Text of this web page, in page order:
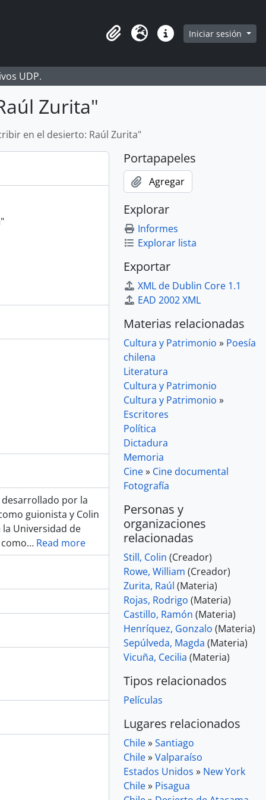
Portapapeles
Idioma Enlaces rápidos
Iniciar sesión
UDP.
Zurita"
en el desierto: Raúl Zurita"
por la
guionista y Colin
Universidad de
… Read more
Portapapeles
Agregar
Explorar
Informes
Explorar lista
Exportar
XML de Dublin Core 1.1
EAD 2002 XML
Materias relacionadas
Cultura y Patrimonio » Poesía
chilena
Literatura
Cultura y Patrimonio
Cultura y Patrimonio »
Escritores
Política
Dictadura
Memoria
Cine» Cine documental
Fotografía
Personas y
organizaciones
relacionadas
Still, Colin (Creador)
Rowe, William (Creador)
Zurita, Raúl (Materia)
Rojas, Rodrigo (Materia)
Castillo, Ramón (Materia)
Henríquez, Gonzalo (Materia)
Sepúlveda, Magda (Materia)
Vicuña, Cecilia (Materia)
Tipos relacionados
Películas
Lugares relacionados
Chile»Santiago
Chile»Valparaíso
Estados Unidos » New York
Chile» Pisagua